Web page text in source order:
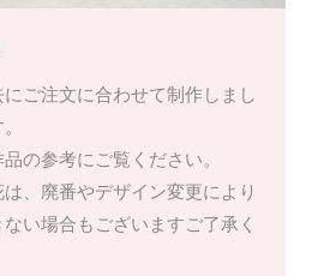
ご注文に合わせて制作しまし
の参考にご覧ください。
、廃番やデザイン変更により
い場合もございますご了承く